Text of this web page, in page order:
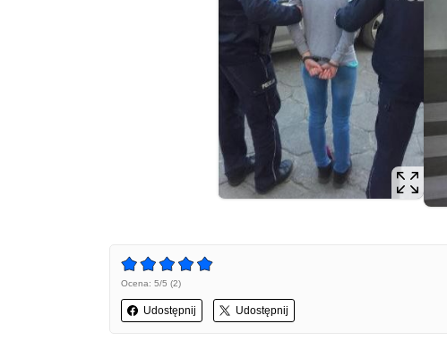
Ocena: 5/5 (2)
Udostępnij Udostępnij